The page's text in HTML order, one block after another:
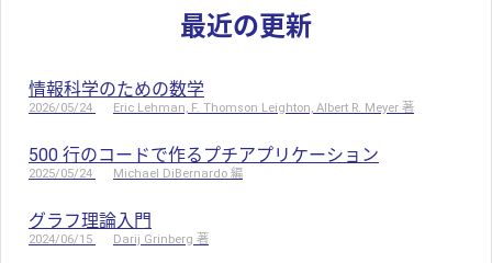
最近の更新
情報科学のための数学
2026/05/24 Eric Lehman, F. Thomson Leighton, Albert R. Meyer 著
500 行のコードで作るプチアプリケーション
2025/05/24 Michael DiBernardo 編
グラフ理論入門
2024/06/15 Darij Grinberg 著